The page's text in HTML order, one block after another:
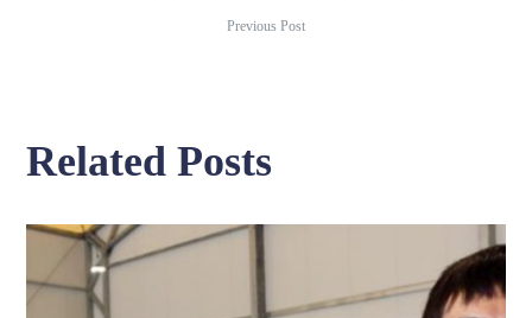
Previous Post
Related Posts